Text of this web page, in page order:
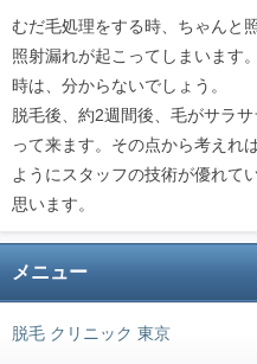
むだ毛処理をする時、ちゃんと
照射漏れが起こってしまいます
時は、分からないでしょう。
脱毛後、約2週間後、毛がサラ
って来ます。その点から考えれ
ようにスタッフの技術が優れて
思います。
メニュー
脱毛 クリニック 東京